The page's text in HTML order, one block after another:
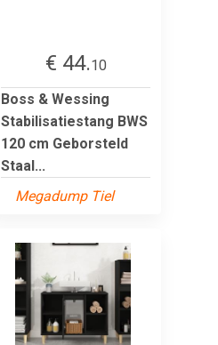
€ 44.10
Boss & Wessing
Stabilisatiestang BWS
120 cm Geborsteld
Staal...
Megadump Tiel